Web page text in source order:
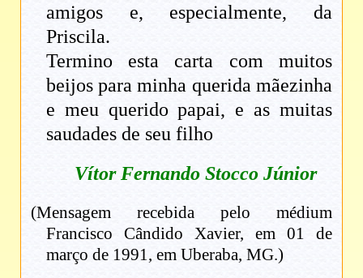
amigos e, especialmente, da
Priscila.
Termino esta carta com muitos
beijos para minha querida mãezinha
e meu querido papai, e as muitas
saudades de seu filho
Vítor Fernando Stocco Júnior
(Mensagem recebida pelo médium
Francisco Cândido Xavier, em 01 de
março de 1991, em Uberaba, MG.)